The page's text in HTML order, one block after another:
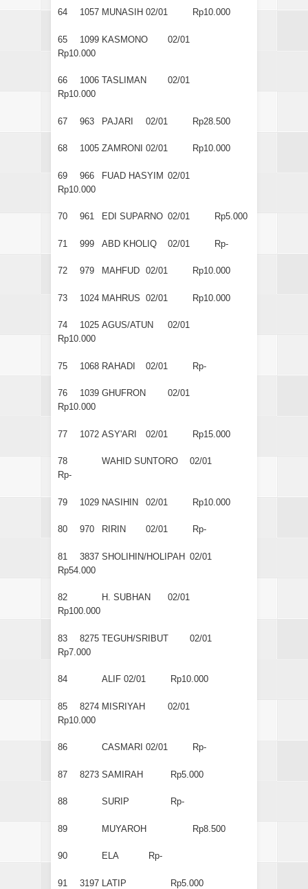
64 1057 MUNASIH 02/01 Rp10.000
65 1099 KASMONO
02/01
Rp10.000
66 1006 TASLIMAN
02/01
Rp10.000
67 963 PAJARI 02/01 Rp28.500
68 1005 ZAMRONI 02/01 Rp10.000
69 966 FUAD HASYIM 02/01
Rp10.000
70 961 EDI SUPARNO 02/01 Rp5.000
71 999 ABD KHOLIQ 02/01 Rp-
72 979 MAHFUD 02/01 Rp10.000
73 1024 MAHRUS 02/01 Rp10.000
74 1025 AGUS/ATUN
02/01
Rp10.000
75 1068 RAHADI 02/01 Rp-
76 1039 GHUFRON
02/01
Rp10.000
77 1072 ASY'ARI 02/01 Rp15.000
78 WAHID SUNTORO
02/01
Rp-
79 1029 NASIHIN 02/01 Rp10.000
80 970 RIRIN 02/01 Rp-
81 3837 SHOLIHIN/HOLIPAH 02/01
Rp54.000
82 H. SUBHAN
02/01
Rp100.000
83 8275 TEGUH/SRIBUT
02/01
Rp7.000
84 ALIF 02/01 Rp10.000
85 8274 MISRIYAH
02/01
Rp10.000
86 CASMARI 02/01 Rp-
87 8273 SAMIRAH Rp5.000
88 SURIP Rp-
89 MUYAROH Rp8.500
90 ELA Rp-
91 3197 LATIP Rp5.000